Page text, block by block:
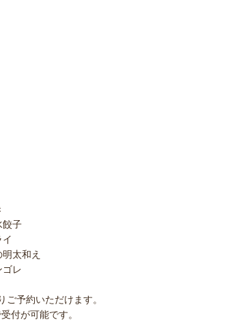
餃子
太和え
ゴレ
予約いただけます。
付が可能です。